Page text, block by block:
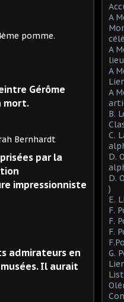
Gérôme
mort.
Bernhardt
par la
impressionniste
admirateurs en
Il aurait
A
A
A
A
B.
C.
D.
D.
)
E.
F.
F.
F.
G.